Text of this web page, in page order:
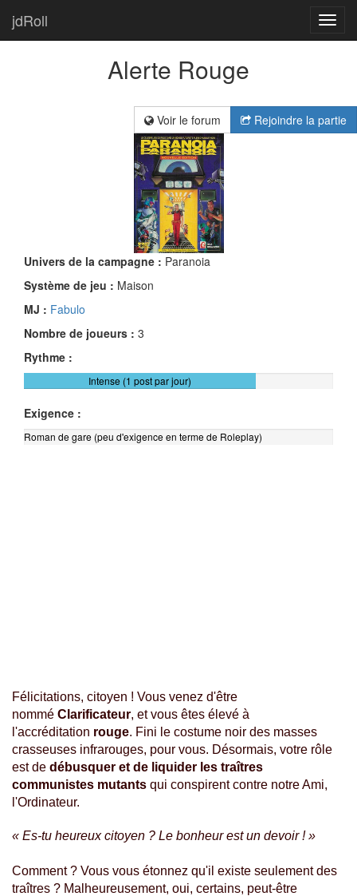
jdRoll
Alerte Rouge
Voir le forum Rejoindre la partie
Univers de la campagne : Paranoia
Système de jeu : Maison
MJ : Fabulo
Nombre de joueurs : 3
Rythme :
Intense (1 post par jour)
Exigence :
Roman de gare (peu d'exigence en terme de Roleplay)
Félicitations, citoyen ! Vous venez d'être
nommé Clarificateur, et vous êtes élevé à
l'accréditation rouge. Fini le costume noir des masses
crasseuses infrarouges, pour vous. Désormais, votre rôle
est de débusquer et de liquider les traîtres
communistes mutants qui conspirent contre notre Ami,
l'Ordinateur.
« Es-tu heureux citoyen ? Le bonheur est un devoir ! »
Comment ? Vous vous étonnez qu'il existe seulement des
traîtres ? Malheureusement, oui, certains, peut-être